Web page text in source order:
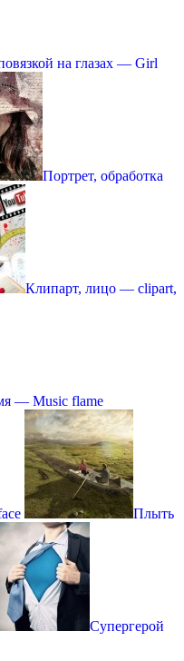
на глазах — Girl
Портрет, обработка
Клипарт, лицо — clipart,
— Music flame
Плыть
Супергерой